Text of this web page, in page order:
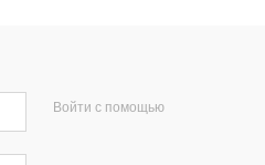
Войти с помощью